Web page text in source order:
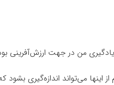
یادگیری من در جهت ارزش‌آفرینی
اینها می‌تواند اندازه‌گیری بشود